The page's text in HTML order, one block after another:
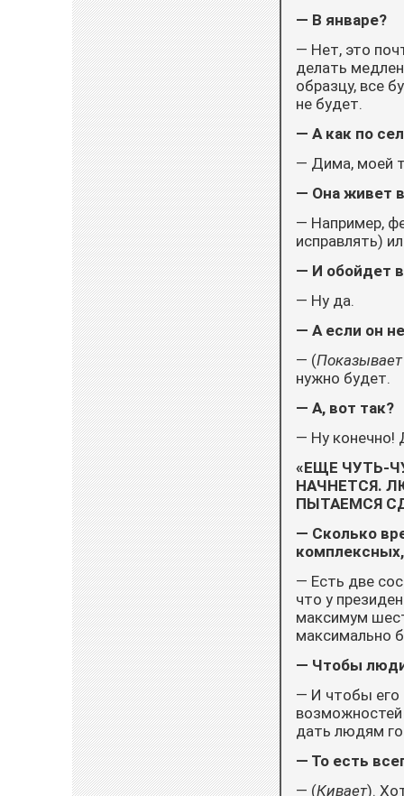
— В январе?
— Нет, это
делать
образцу, все
не будет.
— А как по
— Дима, моей
— Она живет
— Например,
исправлять)
— И обойдет
— Ну да.
— А если он
— (
нужно будет.
— А, вот так?
— Ну конечно!
«ЕЩЕ ЧУТЬ-
НАЧНЕТСЯ.
ПЫТАЕМСЯ
— Сколько
— Есть две
что у
максимум
максимально
— Чтобы
— И чтобы его
дать людям
— То есть
— (Кивает).